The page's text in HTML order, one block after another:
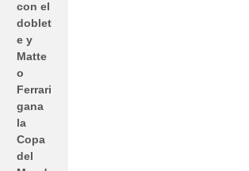
con el
doblet
e y
Matte
o
Ferrari
gana
la
Copa
del